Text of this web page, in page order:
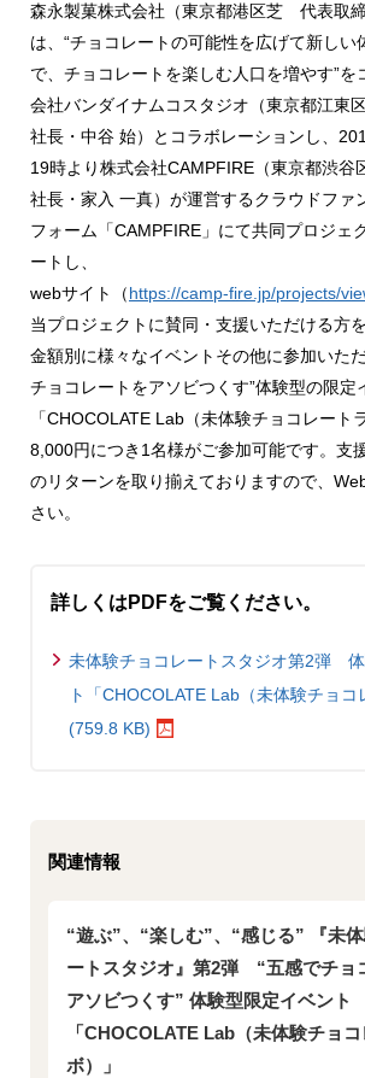
森永製菓株式会社（東京都港区芝 代表取締
は、“チョコレートの可能性を広げて新しい
で、チョコレートを楽しむ人口を増やす”を
会社バンダイナムコスタジオ（東京都江
社長・中谷 始）とコラボレーションし、
19時より株式会社CAMPFIRE（東京都渋
社長・家入 一真）が運営するクラウドファ
フォーム「CAMPFIRE」にて共同プロジェ
ートし、
webサイト（https://camp-fire.jp/projects/
当プロジェクトに賛同・支援いただける方
金額別に様々なイベントその他に参加いた
チョコレートをアソビつくす”体験型の限定
「CHOCOLATE Lab（未体験チョコレート
8,000円につき1名様がご参加可能です。支
のリターンを取り揃えておりますので、
さい。
詳しくはPDFをご覧ください。
未体験チョコレートスタジオ第2弾
ト「CHOCOLATE Lab（未体験チョコ
(759.8 KB)
関連情報
“遊ぶ”、“楽しむ”、“感じる” 『未
ートスタジオ』第2弾 “五感でチョ
アソビつくす” 体験型限定イベント
「CHOCOLATE Lab（未体験チョ
ボ）」